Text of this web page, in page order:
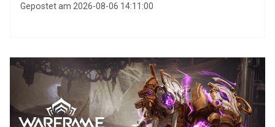
Gepostet am 2026-08-06 14:11:00